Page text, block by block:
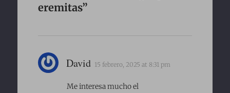
eremitas”
David 15 febrero, 2025 at 8:31 pm
Me interesa mucho el